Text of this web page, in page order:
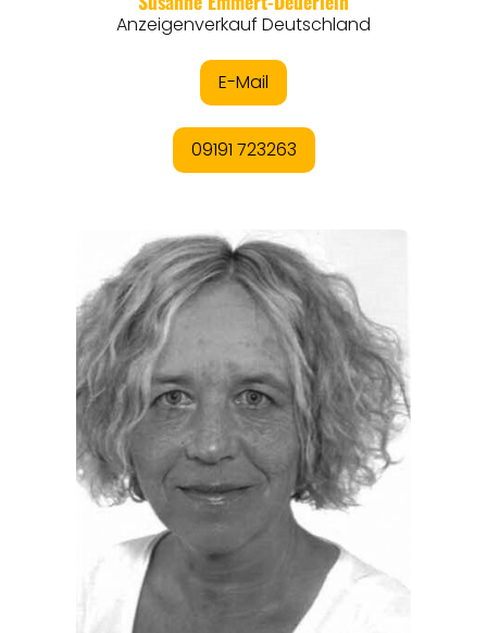
ORTE
EVENTS
REISEFÜHRER
REISEMAGAZINE
THEMEN
ANGEBOTE